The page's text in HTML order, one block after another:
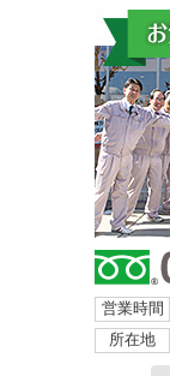
営業時間
所在地